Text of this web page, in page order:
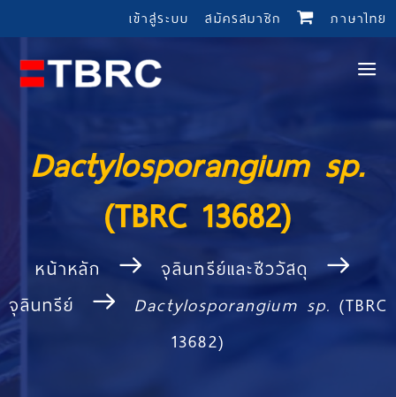
เข้าสู่ระบบ สมัครสมาชิก ภาษาไทย
Dactylosporangium sp.
(TBRC 13682)
หน้าหลัก
จุลินทรีย์และชีววัสดุ
จุลินทรีย์
Dactylosporangium sp.(TBRC
13682)